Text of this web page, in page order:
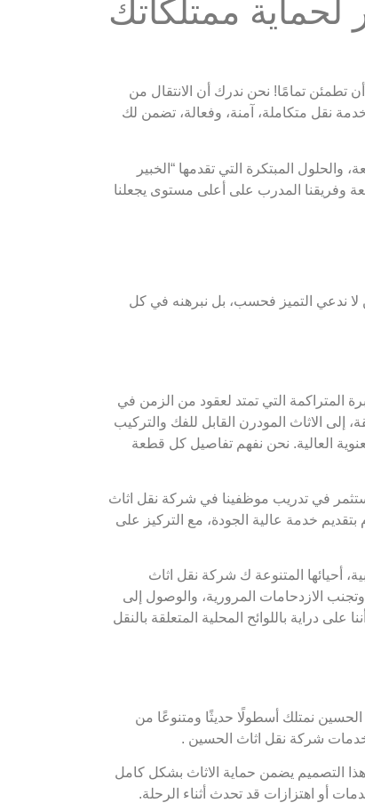
ممتلكاتك
تطمئن تمامًا! نحن ندرك أن الانتقال من
نقل متكاملة، آمنة، وفعالة، تضمن لك
المبتكرة التي تقدمها “الخبير
وفريقنا المدرب على أعلى مستوى يجعلنا
لا ندعي التميز فحسب، بل نبرهنه في كل
المتراكمة التي تمتد لعقود من الزمن في
إلى الاثاث المودرن القابل للفك والتركيب
العالية. نحن نفهم تفاصيل كل قطعة
في تدريب موظفينا في شركة نقل اثاث
خدمة عالية الجودة، مع التركيز على
أحيائها المتنوعة ك شركة نقل اثاث
وتجنب الازدحامات المرورية، والوصول إلى
دراية باللوائح المحلية المتعلقة بالنقل
نمتلك أسطولًا حديثًا ومتنوعًا من
شركة نقل اثاث الحسين .
التصميم يضمن حماية الاثاث بشكل كامل
أو اهتزازات قد تحدث أثناء الرحلة.